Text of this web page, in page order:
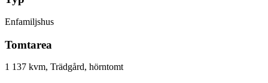
Enfamiljshus
Tomtarea
1 137 kvm, Trädgård, hörntomt